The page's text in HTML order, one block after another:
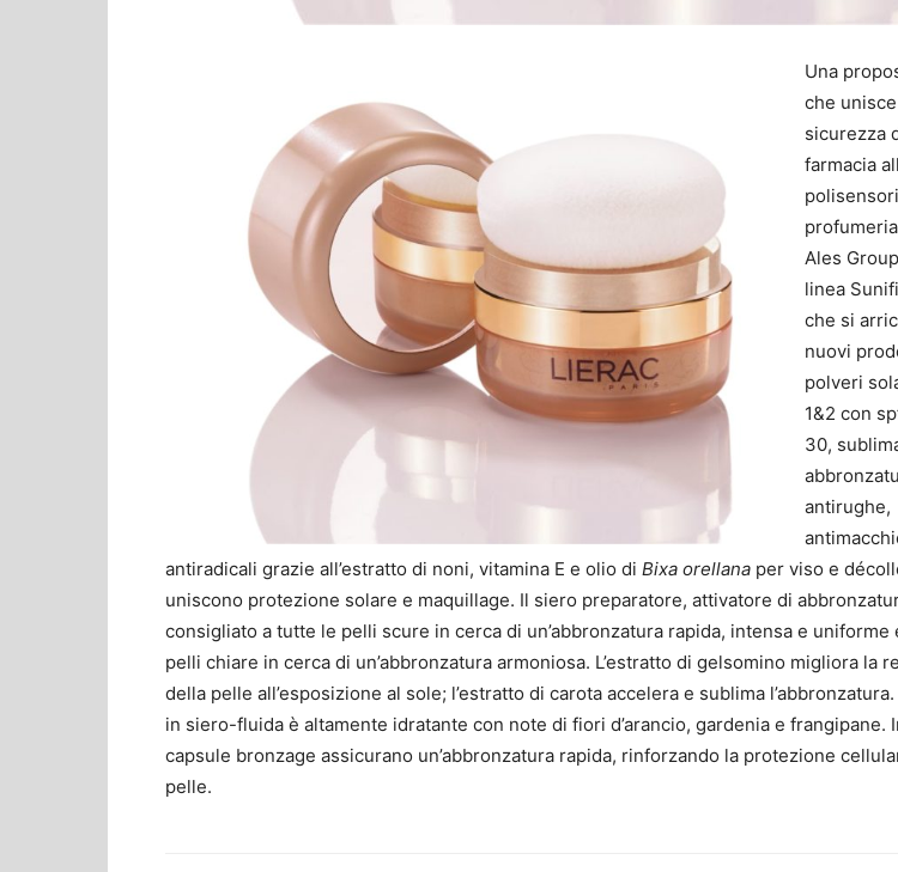
Una
che unisce
sicurezza
farmacia
Ales
linea
che si
nuovi
polveri
1&2 con
30,
antirughe,
antiradicali grazie all’estratto di noni, vitamina E e olio di Bixa orellana per viso e
uniscono protezione solare e maquillage. Il siero preparatore, attivatore di
consigliato a tutte le pelli scure in cerca di un’abbronzatura rapida, intensa e uniforme
pelli chiare in cerca di un’abbronzatura armoniosa. L’estratto di gelsomino migliora la
della pelle all’esposizione al sole; l’estratto di carota accelera e sublima
in siero-fluida è altamente idratante con note di fiori d’arancio, gardenia e frangipane.
capsule bronzage assicurano un’abbronzatura rapida, rinforzando la protezione
pelle.